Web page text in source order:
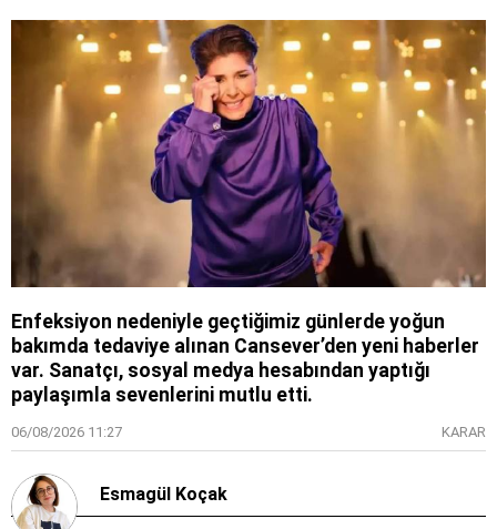
Enfeksiyon nedeniyle geçtiğimiz günlerde yoğun
bakımda tedaviye alınan Cansever’den yeni haberler
var. Sanatçı, sosyal medya hesabından yaptığı
paylaşımla sevenlerini mutlu etti.
06/08/2026 11:27 KARAR
Esmagül Koçak